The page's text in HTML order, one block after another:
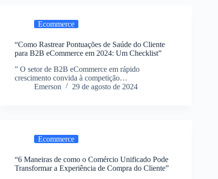
Ecommerce
“Como Rastrear Pontuações de Saúde do Cliente
para B2B eCommerce em 2024: Um Checklist”
” O setor de B2B eCommerce em rápido
crescimento convida à competição…
Emerson
29 de agosto de 2024
Ecommerce
“6 Maneiras de como o Comércio Unificado Pode
Transformar a Experiência de Compra do Cliente”